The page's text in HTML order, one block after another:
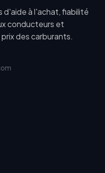
d'aide à l'achat, fiabilité
conducteurs et
des carburants.